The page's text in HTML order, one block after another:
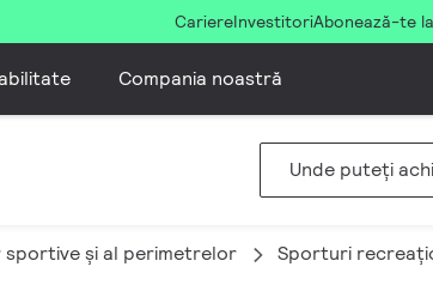
CariereInvestitoriAbonează-te
Compania noastră
Unde puteți
sportive și al perimetrelor Sporturi